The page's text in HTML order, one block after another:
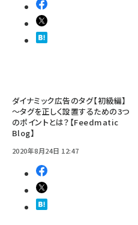
ダイナミック広告のタグ【初級編】
～タグを正しく設置するための3つ
のポイントとは？【Feedmatic
Blog】
2020年8月24日 12:47